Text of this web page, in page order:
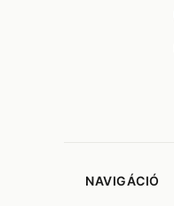
NAVIGÁCIÓ